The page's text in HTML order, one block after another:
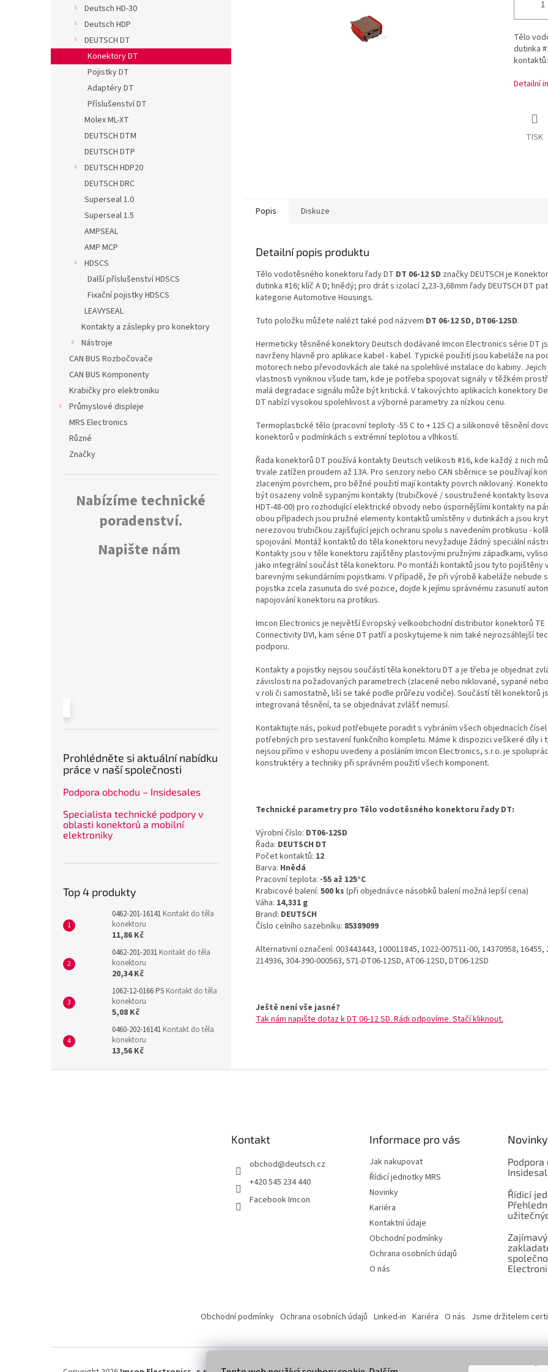
Deutsch HD-30
Deutsch HDP
DEUTSCH DT
Konektory DT
Pojistky DT
Adaptéry DT
Příslušenství DT
Molex ML-XT
DEUTSCH DTM
DEUTSCH DTP
DEUTSCH HDP20
DEUTSCH DRC
Superseal 1.0
Superseal 1.5
AMPSEAL
AMP MCP
HDSCS
Další příslušenství HDSCS
Fixační pojistky HDSCS
LEAVYSEAL
Kontakty a záslepky pro konektory
Nástroje
CAN BUS Rozbočovače
CAN BUS Komponenty
Krabičky pro elektroniku
Průmyslové displeje
MRS Electronics
Různé
Značky
Nabízíme technické
poradenství.
Napište nám
Prohlédněte si aktuální nabídku
práce v naší společnosti
Podpora obchodu – Insidesales
Specialista technické podpory v
oblasti konektorů a mobilní
elektroniky
Top 4 produkty
0462-201-16141 Kontakt do těla
konektoru
11,86 Kč
0462-201-2031 Kontakt do těla
konektoru
20,34 Kč
1062-12-0166 PS Kontakt do těla
konektoru
5,08 Kč
0460-202-16141 Kontakt do těla
konektoru
13,56 Kč
Tělo
dutinka
Detailní
TISK
Popis Diskuze
Detailní popis produktu
Tělo vodotěsného konektoru řady DT DT 06-12 SD značky DEUTSCH je
dutinka #16; klíč A D; hnědý; pro drát s izolací 2,23-3,68mm řady DEUTSCH DT
kategorie Automotive Housings.
Tuto položku můžete nalézt také pod názvem DT 06-12 SD, DT06-12SD.
Hermeticky těsněné konektory Deutsch dodávané Imcon Electronics série DT
navrženy hlavně pro aplikace kabel - kabel. Typické použití jsou kabeláže na
motorech nebo převodovkách ale také na spolehlivé instalace do kabiny.
vlastnosti vyniknou všude tam, kde je potřeba spojovat signály v těžkém
malá degradace signálu může být kritická. V takovýchto aplikacích konektory
DT nabízí vysokou spolehlivost a výborné parametry za nízkou cenu.
Termoplastické tělo (pracovní teploty -55 C to + 125 C) a silikonové těsnění
konektorů v podmínkách s extrémní teplotou a vlhkostí.
Řada konektorů DT používá kontakty Deutsch velikosti #16, kde každý z nich
trvale zatížen proudem až 13A. Pro senzory nebo CAN sběrnice se používají
zlaceným povrchem, pro běžné použití mají kontakty povrch niklovaný.
být osazeny volně sypanými kontakty (trubičkové / soustružené kontakty
HDT-48-00) pro rozhodující elektrické obvody nebo úspornějšími kontakty na
obou případech jsou pružné elementy kontaktů umístěny v dutinkách a jsou
nerezovou trubičkou zajišťující jejich ochranu spolu s navedením protikusu -
spojování. Montáž kontaktů do těla konektoru nevyžaduje žádný speciální
Kontakty jsou v těle konektoru zajištěny plastovými pružnými západkami,
jako integrální součást těla konektoru. Po montáži kontaktů jsou tyto pojištěny
barevnými sekundárními pojistkami. V případě, že při výrobě kabeláže nebude
pojistka zcela zasunuta do své pozice, dojde k jejímu správnému zasunutí
napojování konektoru na protikus.
Imcon Electronics je největší Evropský velkoobchodní distributor konektorů TE
Connectivity DVI, kam série DT patří a poskytujeme k nim také nejrozsáhlejší
podporu.
Kontakty a pojistky nejsou součástí těla konektoru DT a je třeba je objednat
závislosti na požadovaných parametrech (zlacené nebo niklované, sypané
v roli či samostatně, liší se také podle průřezu vodiče). Součástí těl konektorů
integrovaná těsnění, ta se objednávat zvlášť nemusí.
Kontaktujte nás, pokud potřebujete poradit s vybráním všech objednacích čísel
potřebných pro sestavení funkčního kompletu. Máme k dispozici veškeré díly i
nejsou přímo v eshopu uvedeny a posláním Imcon Electronics, s.r.o. je
konstruktéry a techniky při správném použití všech komponent.
Technické parametry pro Tělo vodotěsného konektoru řady DT:
Výrobní číslo: DT06-12SD
Řada: DEUTSCH DT
Počet kontaktů: 12
Barva: Hnědá
Pracovní teplota: -55 až 125°C
Krabicové balení: 500 ks (při objednávce násobků balení možná lepší cena)
Váha: 14,331 g
Brand: DEUTSCH
Číslo celního sazebníku: 85389099
Alternativní označení: 003443443, 100011845, 1022-007511-00, 14370958, 16455,
214936, 304-390-000563, 571-DT06-12SD, AT06-12SD, DT06-12SD
Ještě není vše jasné?
Tak nám napište dotaz k DT 06-12 SD. Rádi odpovíme. Stačí kliknout.
Kontakt
obchod@deutsch.cz
+420 545 234 440
Facebook Imcon
Informace pro vás
Jak nakupovat
Řídicí jednotky MRS
Novinky
Kariéra
Kontaktní údaje
Obchodní podmínky
Ochrana osobních údajů
O nás
Novinky
Podpora
Řídicí
Obchodní podmínky Ochrana osobních údajů Linked-in Kariéra O nás Jsme držitelem